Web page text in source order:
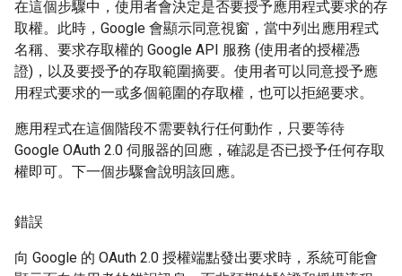
在這個步驟中，使用者會決定是否要授予應用程式要求的存
取權。此時，Google 會顯示同意視窗，當中列出應用程式
名稱、要求存取權的 Google API 服務 (使用者的授權憑
證)，以及要授予的存取範圍摘要。使用者可以同意授予應
用程式要求的一或多個範圍的存取權，也可以拒絕要求。
應用程式在這個階段不需要執行任何動作，只要等待
Google OAuth 2.0 伺服器的回應，確認是否已授予任何存取
權即可。下一個步驟會說明該回應。
錯誤
向 Google 的 OAuth 2.0 授權端點發出要求時，系統可能會